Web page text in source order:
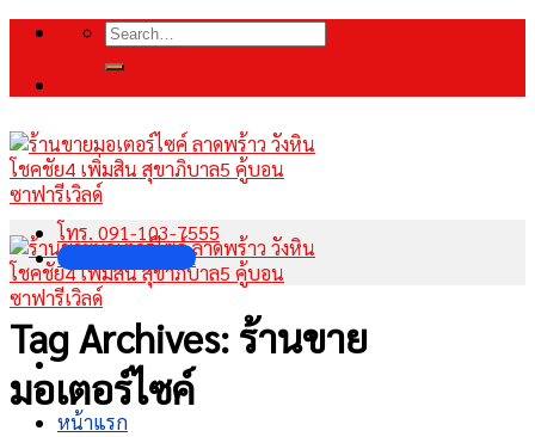
Skip
content
Search
หน้าแรก
โทร. 091-103-7555
INBOX FANPAGE
Tag Archives: ร้านขาย
มอเตอร์ไซค์